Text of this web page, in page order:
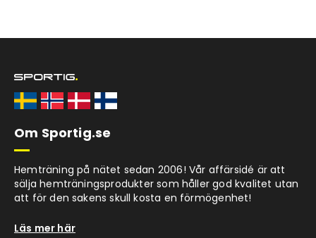
Om Sportig.se
Hemträning på nätet sedan 2006! Vår affärsidé är att
sälja hemträningsprodukter som håller god kvalitet utan
att för den sakens skull kosta en förmögenhet!
Läs mer här